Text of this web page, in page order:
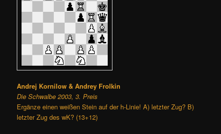
Andrej Kornilow & Andrey Frolkin
Die Schwalbe 2003, 3. Preis
Ergänze einen weißen Stein auf der h-Linie! A) letzter Zug? B)
letzter Zug des wK? (13+12)